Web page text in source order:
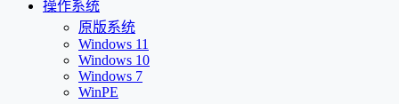
操作系统
原版系统
Windows 11
Windows 10
Windows 7
WinPE